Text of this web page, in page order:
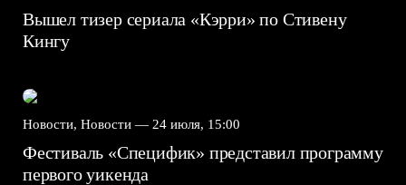
Вышел тизер сериала «Кэрри» по Стивену
Кингу
Новости, Новости — 24 июля, 15:00
Фестиваль «Специфик» представил программу
первого уикенда